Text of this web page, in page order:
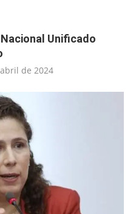
Unificado
de 2024